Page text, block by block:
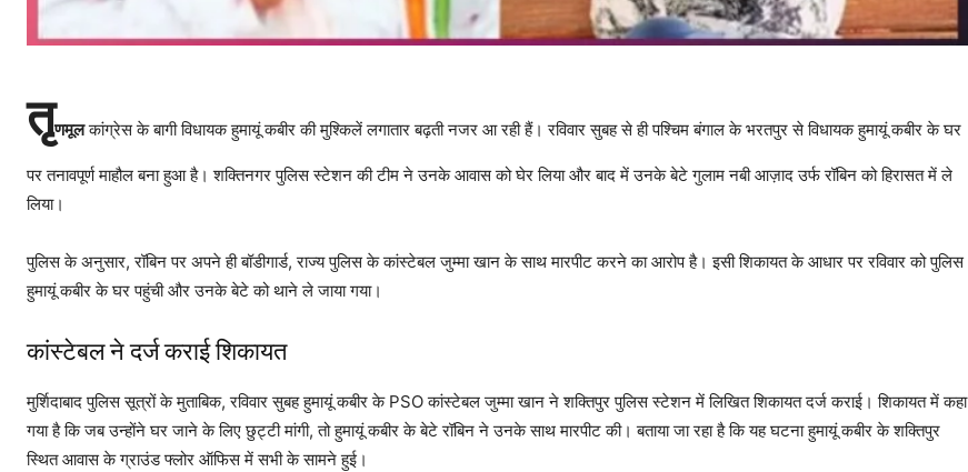
तृणमूलकांग्रेस के बागी विधायक हुमायूं कबीर की मुश्किलें लगातार बढ़ती नजर आ रही हैं। रविवार सुबह से ही पश्चिम बंगाल के भरतपुर से विधायक हुमायूं कबीर के घर
पर तनावपूर्ण माहौल बना हुआ है। शक्तिनगर पुलिस स्टेशन की टीम ने उनके आवास को घेर लिया और बाद में उनके बेटे गुलाम नबी आज़ाद उर्फ रॉबिन को हिरासत में ले
लिया।
पुलिस के अनुसार, रॉबिन पर अपने ही बॉडीगार्ड, राज्य पुलिस के कांस्टेबल जुम्मा खान के साथ मारपीट करने का आरोप है। इसी शिकायत के आधार पर रविवार को पुलिस
हुमायूं कबीर के घर पहुंची और उनके बेटे को थाने ले जाया गया।
कांस्टेबल ने दर्ज कराई शिकायत
मुर्शिदाबाद पुलिस सूत्रों के मुताबिक, रविवार सुबह हुमायूं कबीर के PSO कांस्टेबल जुम्मा खान ने शक्तिपुर पुलिस स्टेशन में लिखित शिकायत दर्ज कराई। शिकायत में कहा
गया है कि जब उन्होंने घर जाने के लिए छुट्टी मांगी, तो हुमायूं कबीर के बेटे रॉबिन ने उनके साथ मारपीट की। बताया जा रहा है कि यह घटना हुमायूं कबीर के शक्तिपुर
स्थित आवास के ग्राउंड फ्लोर ऑफिस में सभी के सामने हुई।